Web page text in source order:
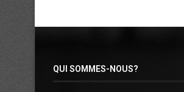
QUI SOMMES-NOUS?